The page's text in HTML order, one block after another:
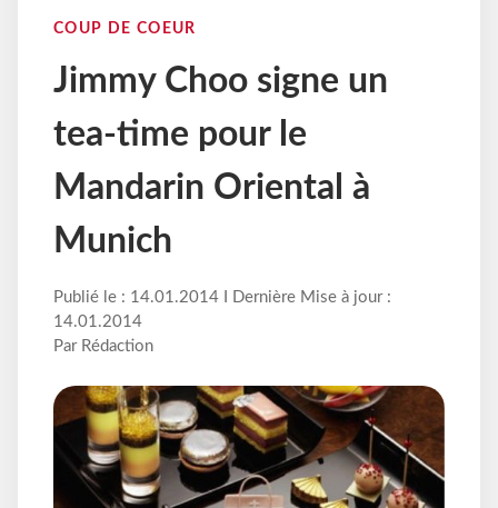
COUP DE COEUR
Jimmy Choo signe un
tea-time pour le
Mandarin Oriental à
Munich
Publié le : 14.01.2014 I Dernière Mise à jour :
14.01.2014
Par Rédaction